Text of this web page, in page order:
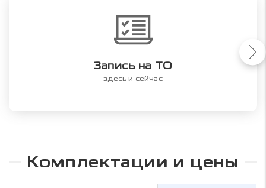
Запись на ТО
здесь и сейчас
Комплектации и цены